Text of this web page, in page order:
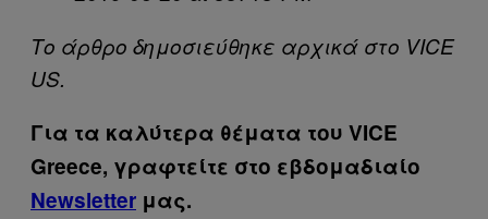
Το άρθρο δημοσιεύθηκε αρχικά στο VICE
US.
Για τα καλύτερα θέματα του VICE
Greece, γραφτείτε στο εβδομαδιαίο
Newsletter μας.